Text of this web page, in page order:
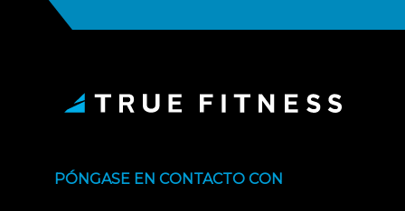
PÓNGASE EN CONTACTO CON